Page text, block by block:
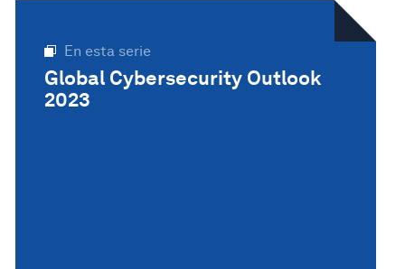
En esta serie
Global Cybersecurity Outlook
2023